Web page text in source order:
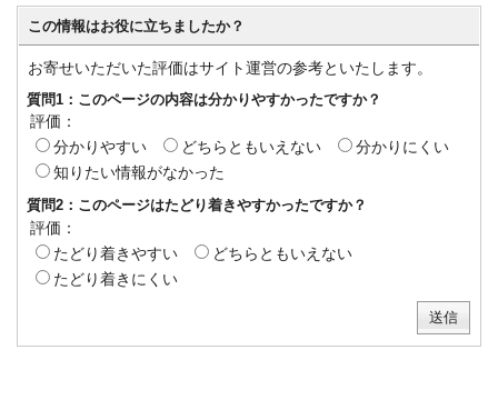
この情報はお役に立ちましたか？
お寄せいただいた評価はサイト運営の参考といたします。
質問1：このページの内容は分かりやすかったですか？
評価：
分かりやすい
どちらともいえない
分かりにくい
知りたい情報がなかった
質問2：このページはたどり着きやすかったですか？
評価：
たどり着きやすい
どちらともいえない
たどり着きにくい